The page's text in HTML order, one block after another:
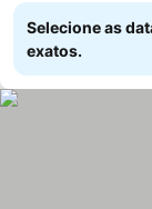
Selecione as
exatos.